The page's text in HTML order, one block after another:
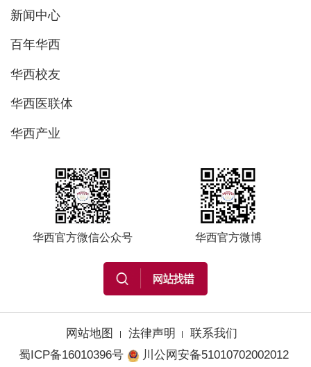
新闻中心
百年华西
华西校友
华西医联体
华西产业
华西官方微信公众号 华西官方微博
网站地图 法律声明
联系我们
蜀ICP备16010396号
川公网安备51010702002012